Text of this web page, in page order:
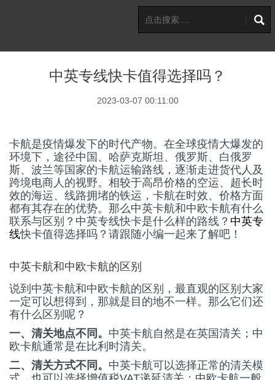
中英专线快卡值得选择吗？
2023-03-07 00:11:00
卡航是疫情爆发下的时代产物。在全球疫情大爆发的
环境下，途径中国、哈萨克斯坦、俄罗斯、白俄罗
斯、波兰等国家的卡航运输路线，逐渐走进货代人及
跨境电商人的视野。相较于高昂价格的空运、超长时
效的海运、线路拥堵的铁运，卡航在时效、价格方面
都有其存在的优势。那么中英卡航和中欧卡航有什么
联系与区别？中英专线快卡是什么样的路线？ 中英专
线快卡值得选择吗？请跟随小编一起来了解吧！
中英卡航和中欧卡航的区别
说到中英卡航和中欧卡航的区别，最直观的区别大家
一定可以想得到，那就是目的地不一样。那么它们还
有什么区别呢？
一、清关地点不同。 中英卡航自然是在英国清关；中
欧卡航通常是在比利时清关。
二、清关方式不同。 中英卡航可以选择正常的清关模